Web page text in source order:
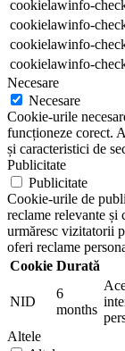
cookielawinfo-
cookielawinfo-
cookielawinfo-
cookielawinfo-
Necesare
Necesare
Cookie-urile
funcționeze corect.
și caracteristici de
Publicitate
Publicitate
Cookie-urile de
reclame relevante și
urmăresc vizitatorii
oferi reclame
Cookie Durată
NID
6
months
Altele